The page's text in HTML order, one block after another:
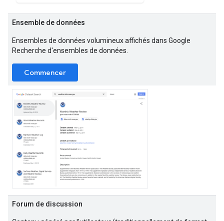
Ensemble de données
Ensembles de données volumineux affichés dans Google
Recherche d'ensembles de données.
Commencer
Forum de discussion